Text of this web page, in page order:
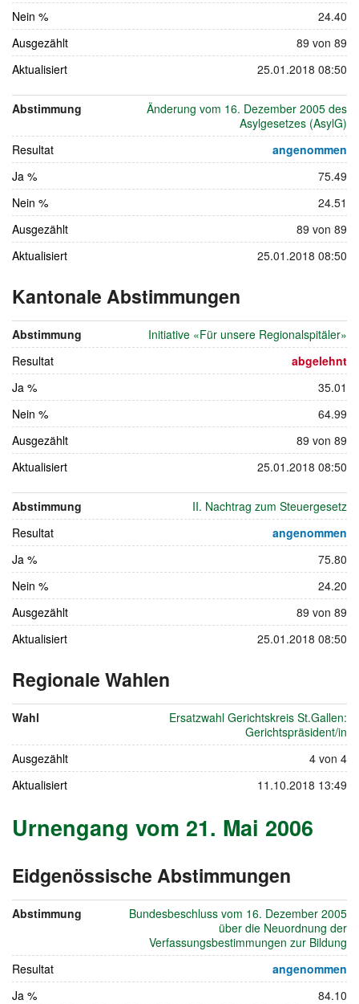
Nein %
24.40
Ausgezählt
89 von 89
Aktualisiert
25.01.2018 08:50
Abstimmung
Änderung vom 16. Dezember 2005 des
Asylgesetzes (AsylG)
Resultat
angenommen
Ja %
75.49
Nein %
24.51
Ausgezählt
89 von 89
Aktualisiert
25.01.2018 08:50
Kantonale Abstimmungen
24.
September
Abstimmung
Initiative «Für unsere Regionalspitäler»
Resultat
abgelehnt
Ja %
35.01
Nein %
64.99
Ausgezählt
89 von 89
Aktualisiert
25.01.2018 08:50
Abstimmung
II. Nachtrag zum Steuergesetz
Resultat
angenommen
Ja %
75.80
Nein %
24.20
Ausgezählt
89 von 89
Aktualisiert
25.01.2018 08:50
Regionale Wahlen
24.
September
2006
Wahl
Ersatzwahl Gerichtskreis St.Gallen:
Gerichtspräsident/in
Ausgezählt
4 von 4
Aktualisiert
11.10.2018 13:49
Urnengang vom 21. Mai 2006
Eidgenössische Abstimmungen
21.
Mai
2006
Abstimmung
Bundesbeschluss vom 16. Dezember 2005
über die Neuordnung der
Verfassungsbestimmungen zur Bildung
Resultat
angenommen
Ja %
84.10